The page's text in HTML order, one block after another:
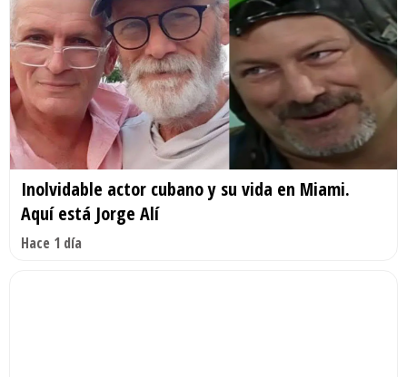
Inolvidable actor cubano y su vida en Miami.
Aquí está Jorge Alí
Hace 1 día